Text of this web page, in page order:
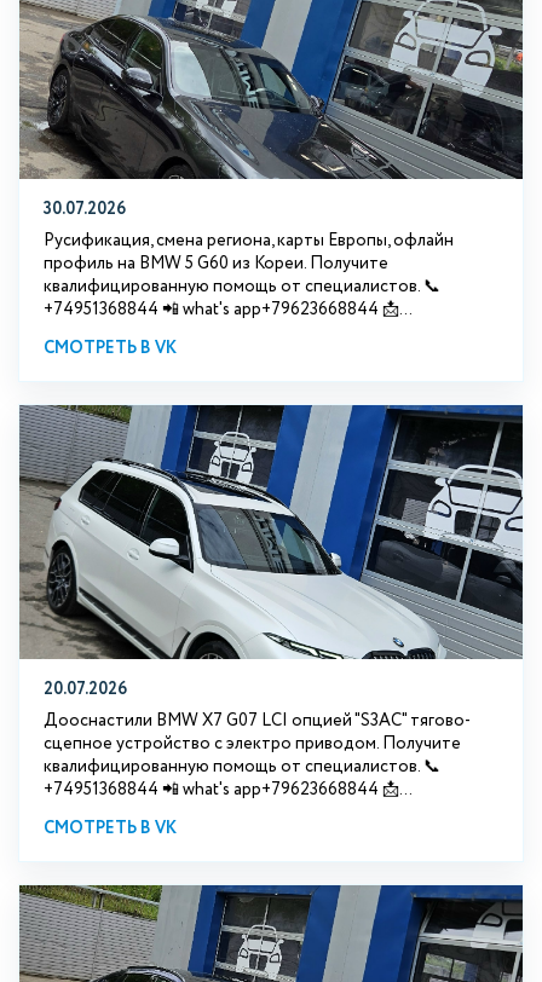
30.07.2026
Русификация, смена региона, карты Европы, офлайн
профиль на BMW 5 G60 из Кореи. Получите
квалифицированную помощь от специалистов. 📞
+74951368844 📲 what's app+79623668844 📩...
СМОТРЕТЬ В VK
20.07.2026
Дооснастили BMW Х7 G07 LCI опцией "S3АС" тягово-
сцепное устройство с электро приводом. Получите
квалифицированную помощь от специалистов. 📞
+74951368844 📲 what's app+79623668844 📩...
СМОТРЕТЬ В VK